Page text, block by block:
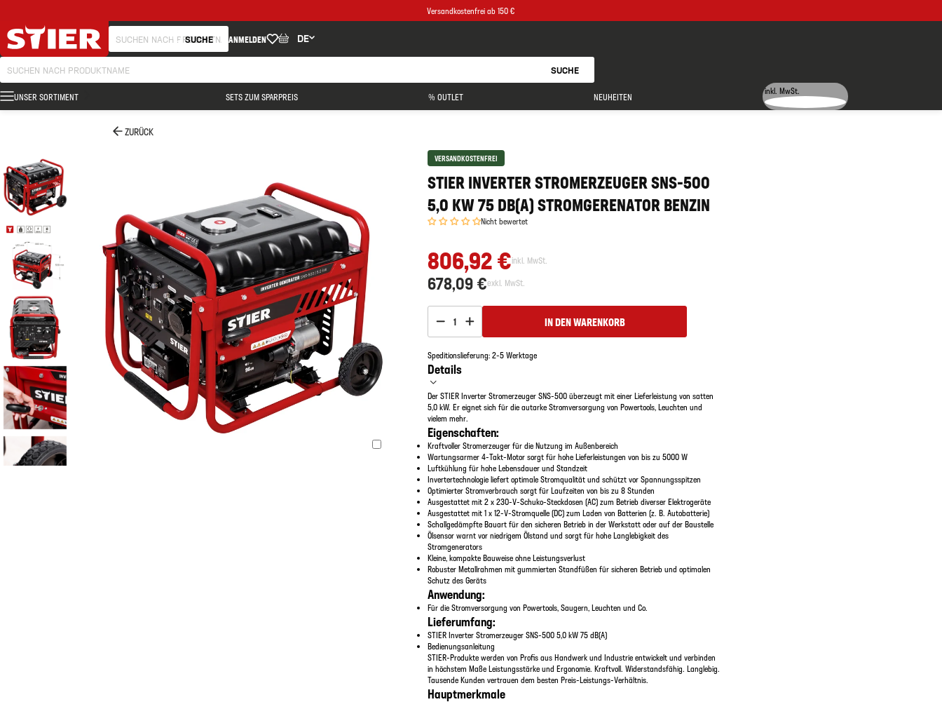
Versandkostenfrei ab 150 €
SUCHE ANMELDEN DE
SUCHE
UNSER SORTIMENT SETS ZUM SPARPREIS % OUTLET NEUHEITEN inkl. MwSt.
ZURÜCK
VERSANDKOSTENFREI
STIER INVERTER STROMERZEUGER SNS-500
5,0 KW 75 DB(A) STROMGERENATOR BENZIN
Nicht bewertet
806,92 €inkl. MwSt.
678,09 €exkl. MwSt.
1 IN DEN WARENKORB
Speditionslieferung: 2-5 Werktage
Details
Der STIER Inverter Stromerzeuger SNS-500 überzeugt mit einer Lieferleistung von satten
5,0 kW. Er eignet sich für die autarke Stromversorgung von Powertools, Leuchten und
vielem mehr.
Eigenschaften:
Kraftvoller Stromerzeuger für die Nutzung im Außenbereich
Wartungsarmer 4-Takt-Motor sorgt für hohe Lieferleistungen von bis zu 5000 W
Luftkühlung für hohe Lebensdauer und Standzeit
Invertertechnologie liefert optimale Stromqualität und schützt vor Spannungsspitzen
Optimierter Stromverbrauch sorgt für Laufzeiten von bis zu 8 Stunden
Ausgestattet mit 2 x 230-V-Schuko-Steckdosen (AC) zum Betrieb diverser Elektrogeräte
Ausgestattet mit 1 x 12-V-Stromquelle (DC) zum Laden von Batterien (z. B. Autobatterie)
Schallgedämpfte Bauart für den sicheren Betrieb in der Werkstatt oder auf der Baustelle
Ölsensor warnt vor niedrigem Ölstand und sorgt für hohe Langlebigkeit des
Stromgenerators
Kleine, kompakte Bauweise ohne Leistungsverlust
Robuster Metallrahmen mit gummierten Standfüßen für sicheren Betrieb und optimalen
Schutz des Geräts
Anwendung:
Für die Stromversorgung von Powertools, Saugern, Leuchten und Co.
Lieferumfang:
STIER Inverter Stromerzeuger SNS-500 5,0 kW 75 dB(A)
Bedienungsanleitung
STIER-Produkte werden von Profis aus Handwerk und Industrie entwickelt und verbinden
in höchstem Maße Leistungsstärke und Ergonomie. Kraftvoll. Widerstandsfähig. Langlebig.
Tausende Kunden vertrauen dem besten Preis-Leistungs-Verhältnis.
Hauptmerkmale